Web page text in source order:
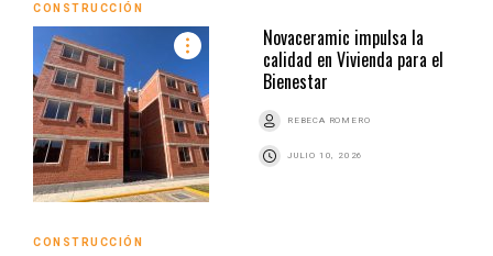
CONSTRUCCIÓN
Novaceramic impulsa la
calidad en Vivienda para el
Bienestar
REBECA ROMERO
JULIO 10, 2026
CONSTRUCCIÓN